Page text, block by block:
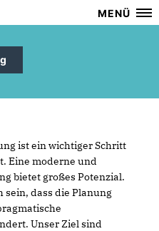
MENÜ
ist ein wichtiger Schritt
Eine moderne und
bietet großes Potenzial.
sein, dass die Planung
Unser Ziel sind